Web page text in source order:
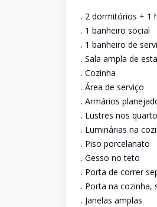
. 2 dormitórios + 1
. 1 banheiro social
. 1 banheiro de
. Sala ampla de
. Cozinha
. Área de serviço
. Armários
. Lustres nos
. Luminárias na
. Piso porcelanato
. Gesso no teto
. Porta de correr
. Porta na cozinha,
. Janelas amplas